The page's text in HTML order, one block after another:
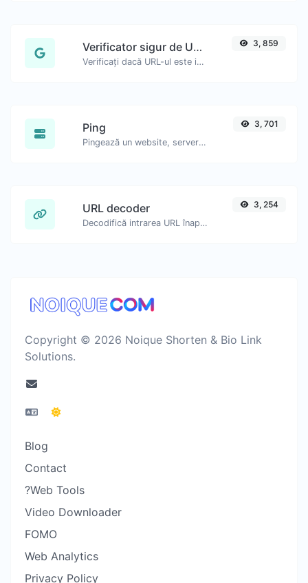
Verificator sigur de URL-uri
Verificați dacă URL-ul este interzis și marcat ca sigur/nesigur de Google.
3, 859
Ping
Pingează un website, server sau port.
3, 701
URL decoder
Decodifică intrarea URL înapoi la un șir normal.
3, 254
Copyright © 2026 Noique Shorten & Bio Link
Solutions.
Blog
Contact
?Web Tools
Video Downloader
FOMO
Web Analytics
Privacy Policy